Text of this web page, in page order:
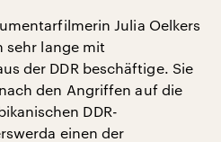
Julia Oelkers
sehr lange mit
der DDR beschäftige. Sie
den Angriffen auf die
DDR-
einen der